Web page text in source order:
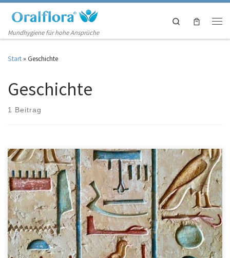
Zum Inhalt springen
Mundhygiene für hohe Ansprüche
Search
Start » Geschichte
Geschichte
1 Beitrag
Bei der Zahnhygiene oder Mundhygiene wird der Mund mit bestimmten
Produkten wie Zahnseide, Zahnbürsten und Mundwässern gereinigt.
Das Konzept der Zahnhygiene scheint einfach, aber die Geschichte ist
etwas kompliziert. Der Prozess änderte sich mit der Zeit, aber in der
Geschichte der Zahnhygiene gab es unterschiedliche Höhen und Tiefen.
Es ist […]